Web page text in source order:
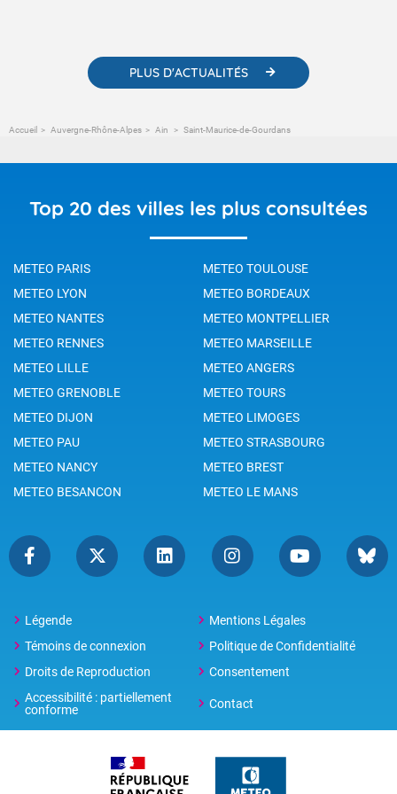
PLUS D'ACTUALITÉS
Accueil Auvergne-Rhône-Alpes Ain Saint-Maurice-de-Gourdans
Top 20 des villes les plus consultées
METEO PARIS
METEO TOULOUSE
METEO LYON
METEO BORDEAUX
METEO NANTES
METEO MONTPELLIER
METEO RENNES
METEO MARSEILLE
METEO LILLE
METEO ANGERS
METEO GRENOBLE
METEO TOURS
METEO DIJON
METEO LIMOGES
METEO PAU
METEO STRASBOURG
METEO NANCY
METEO BREST
METEO BESANCON
METEO LE MANS
Légende
Mentions Légales
Témoins de connexion
Politique de Confidentialité
Droits de Reproduction
Consentement
Accessibilité : partiellement
conforme
Contact